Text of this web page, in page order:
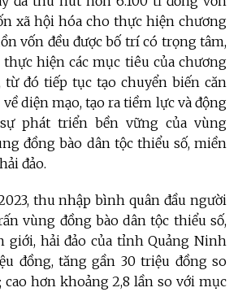
xã hội hóa cho thực hiện chương
vốn đều được bố trí có trọng tâm,
hiện các mục tiêu của chương
từ đó tiếp tục tạo chuyển biến căn
diện mạo, tạo ra tiềm lực và động
phát triển bền vững của vùng
đồng bào dân tộc thiểu số, miền
đảo.
thu nhập bình quân đầu người
vùng đồng bào dân tộc thiểu số,
giới, hải đảo của tỉnh Quảng Ninh
đồng, tăng gần 30 triệu đồng so
cao hơn khoảng 2,8 lần so với mục